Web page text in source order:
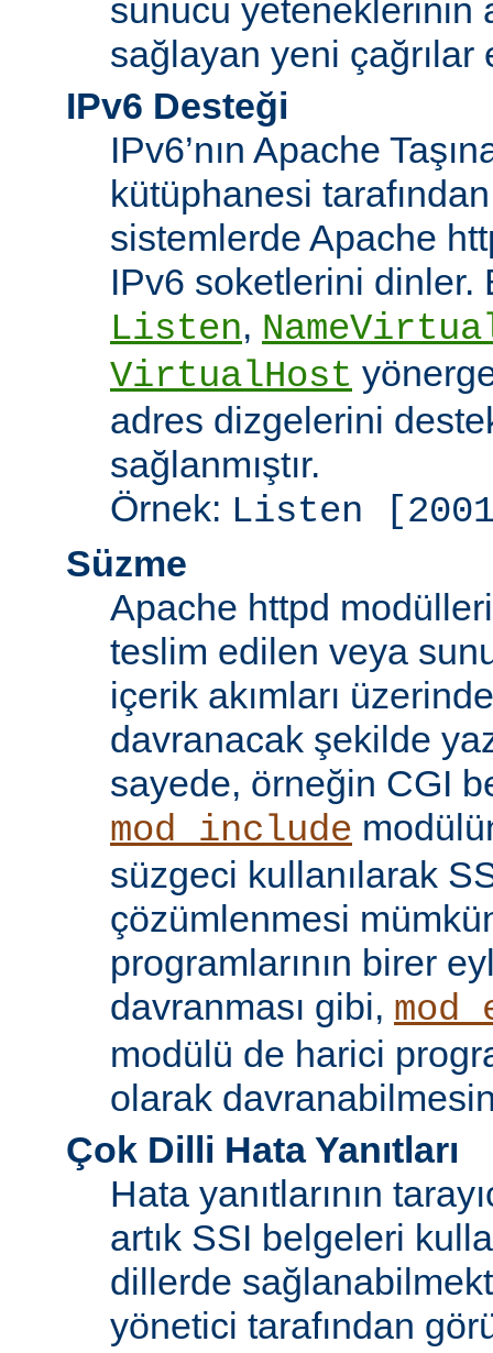
sunucu yeteneklerinin
sağlayan yeni çağrılar
IPv6 Desteği
IPv6’nın Apache
kütüphanesi
sistemlerde Apache
IPv6 soketlerini dinler.
Listen,
VirtualHost
adres dizgelerini
sağlanmıştır.
Örnek: Listen
Süzme
Apache httpd
teslim edilen veya
içerik akımları
davranacak şekilde
sayede, örneğin CGI
mod_include
süzgeci kullanılarak
çözümlenmesi
programlarının birer
davranması gibi,
modülü de harici
olarak
Çok Dilli Hata Yanıtları
Hata yanıtlarının
artık SSI belgeleri
dillerde
yönetici tarafından